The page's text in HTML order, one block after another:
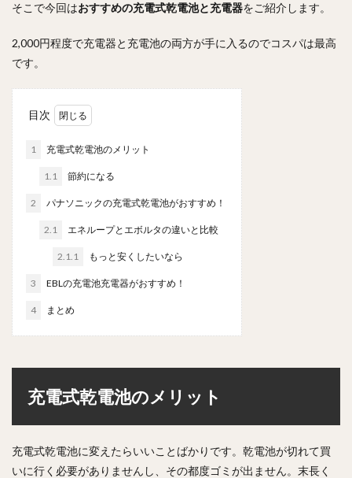
そこで今回はおすすめの充電式乾電池と充電器をご紹介します。
2,000円程度で充電器と充電池の両方が手に入るのでコスパは最高
です。
目次
1 充電式乾電池のメリット
1.1 節約になる
2 パナソニックの充電式乾電池がおすすめ！
2.1 エネループとエボルタの違いと比較
2.1.1 もっと安くしたいなら
3 EBLの充電池充電器がおすすめ！
4 まとめ
充電式乾電池のメリット
充電式乾電池に変えたらいいことばかりです。乾電池が切れて買
いに行く必要がありませんし、その都度ゴミが出ません。末長く